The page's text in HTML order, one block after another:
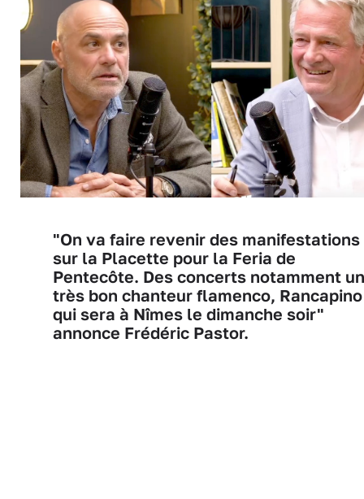
"On va faire revenir des manifestations
sur la Placette pour la Feria de
Pentecôte. Des concerts notamment un
très bon chanteur flamenco, Rancapino
qui sera à Nîmes le dimanche soir"
annonce Frédéric Pastor.